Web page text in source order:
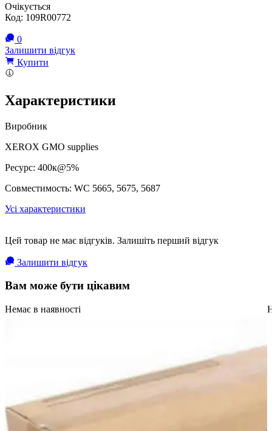
Очікується
Код: 109R00772
0
Залишити відгук
Купити
Характеристики
Виробник
XEROX GMO supplies
Ресурс: 400к@5%
Совместимость: WC 5665, 5675, 5687
Усі характеристики
Цей товар не має відгуків. Залишіть перший відгук
Залишити відгук
Вам може бути цікавим
Немає в наявності